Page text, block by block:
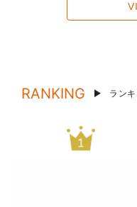
RANKING ラン